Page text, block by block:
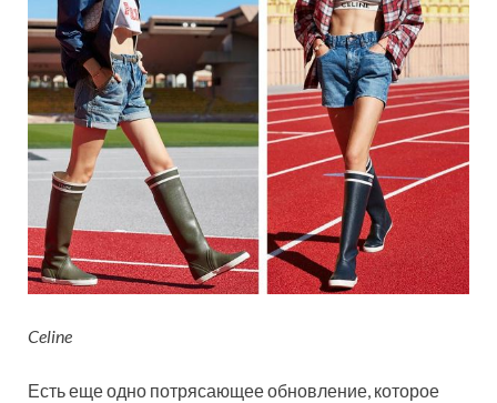
Celine
Есть еще одно потрясающее обновление, которое